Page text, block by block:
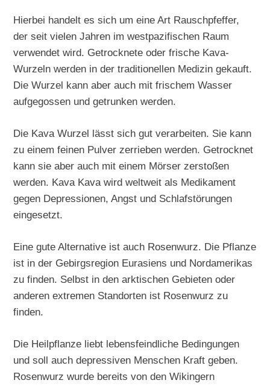
Hierbei handelt es sich um eine Art Rauschpfeffer,
der seit vielen Jahren im westpazifischen Raum
verwendet wird. Getrocknete oder frische Kava-
Wurzeln werden in der traditionellen Medizin gekauft.
Die Wurzel kann aber auch mit frischem Wasser
aufgegossen und getrunken werden.
Die Kava Wurzel lässt sich gut verarbeiten. Sie kann
zu einem feinen Pulver zerrieben werden. Getrocknet
kann sie aber auch mit einem Mörser zerstoßen
werden. Kava Kava wird weltweit als Medikament
gegen Depressionen, Angst und Schlafstörungen
eingesetzt.
Eine gute Alternative ist auch Rosenwurz. Die Pflanze
ist in der Gebirgsregion Eurasiens und Nordamerikas
zu finden. Selbst in den arktischen Gebieten oder
anderen extremen Standorten ist Rosenwurz zu
finden.
Die Heilpflanze liebt lebensfeindliche Bedingungen
und soll auch depressiven Menschen Kraft geben.
Rosenwurz wurde bereits von den Wikingern